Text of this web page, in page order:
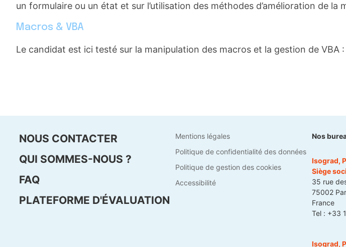
un formulaire ou un état et sur l’utilisation des méthodes d’amélioration de la
Macros & VBA
Le candidat est ici testé sur la manipulation des macros et la gestion de
NOUS CONTACTER
QUI SOMMES-NOUS ?
FAQ
PLATEFORME D'ÉVALUATION
Mentions légales
Politique de confidentialité des données
Politique de gestion des cookies
Accessibilité
Nos
Isograd,
Siège
35 rue
75002
France
Tel : +33
Isograd,